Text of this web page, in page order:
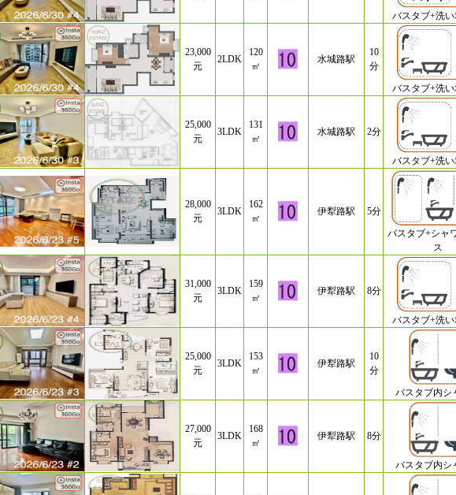
バスタブ+洗い
23,000
元
2LDK
120
㎡
水城路駅
10
分
バスタブ+洗い
25,000
元
3LDK
131
㎡
水城路駅 2分
バスタブ+洗い
28,000
元
3LDK
162
㎡
伊犁路駅
5分
バスタブ+シャ
ス
31,000
元
3LDK
159
㎡
伊犁路駅 8分
バスタブ+洗い
25,000
元
3LDK
153
㎡
伊犁路駅
10
分
バスタブ内シ
27,000
元
3LDK
168
㎡
伊犁路駅 8分
バスタブ内シ